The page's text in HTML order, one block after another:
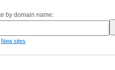
by domain name:
New sites